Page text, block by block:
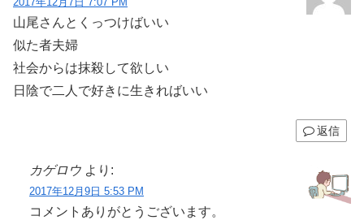
山尾さんとくっつけばいい
似た者夫婦
社会からは抹殺して欲しい
日陰で二人で好きに生きればいい
返信
カゲロウ より:
2017年12月9日 5:53 PM
コメントありがとうございます。